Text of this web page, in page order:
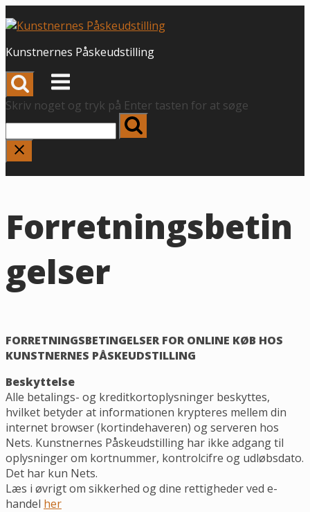
til
Kunstnernes Påskeudstilling
Menu
Skriv noget og tryk på Enter tasten for at søge
Forretningsbetin
gelser
FORRETNINGSBETINGELSER FOR ONLINE KØB HOS
KUNSTNERNES PÅSKEUDSTILLING
Beskyttelse
Alle betalings- og kreditkortoplysninger beskyttes,
hvilket betyder at informationen krypteres mellem din
internet browser (kortindehaveren) og serveren hos
Nets. Kunstnernes Påskeudstilling har ikke adgang til
oplysninger om kortnummer, kontrolcifre og udløbsdato.
Det har kun Nets.
Læs i øvrigt om sikkerhed og dine rettigheder ved e-
handel her